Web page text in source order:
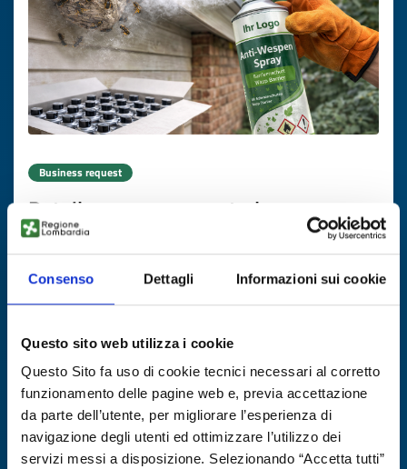
Consenso Dettagli Informazioni sui cookie
Questo sito web utilizza i cookie
Questo Sito fa uso di cookie tecnici necessari al corretto
funzionamento delle pagine web e, previa accettazione
da parte dell’utente, per migliorare l’esperienza di
navigazione degli utenti ed ottimizzare l’utilizzo dei
servizi messi a disposizione. Selezionando “Accetta tutti”
Business request
Retailer e-commerce tedesco cerca
produttore di spray anti-vespe a
marchio proprio
ID: BRDE20251121025
Expires on05 febbraio 2027